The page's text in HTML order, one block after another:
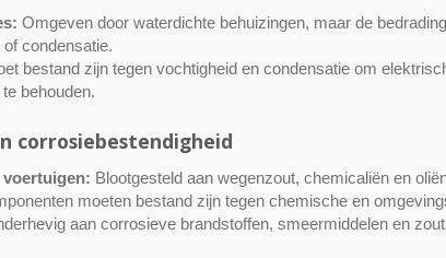
Omgeven door waterdichte behuizingen, maar de
condensatie.
bestand zijn tegen vochtigheid en condensatie om
behouden.
corrosiebestendigheid
voertuigen: Blootgesteld aan wegenzout, chemicaliën en
moeten bestand zijn tegen chemische en
aan corrosieve brandstoffen, smeermiddelen en